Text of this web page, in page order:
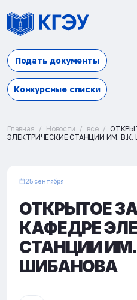
Подать документы
Конкурсные списки
Главная Новости все
ЭЛЕКТРИЧЕСКИЕ СТАНЦИИ ИМ.
25 сентября
ОТКРЫТОЕ
КАФЕДРЕ
СТАНЦИИ ИМ.
ШИБАНОВА